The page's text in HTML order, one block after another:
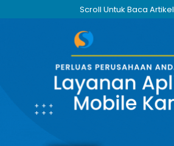
Scroll Untuk Baca Artikel